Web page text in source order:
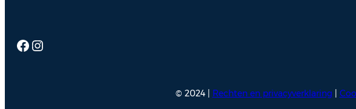
Facebook
Instagram
© 2024 | Rechten en privacyverklaring